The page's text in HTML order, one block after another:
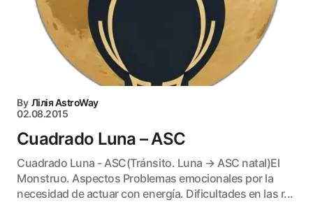
By Лілія AstroWay
02.08.2015
Cuadrado Luna – ASC
Cuadrado Luna - ASC(Tránsito. Luna → ASC natal)El
Monstruo. Aspectos Problemas emocionales por la
necesidad de actuar con energía. Dificultades en las r...